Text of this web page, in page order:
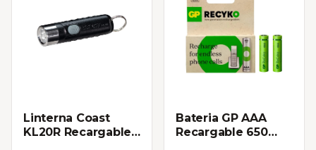
Linterna Coast
KL20R Recargable
Bateria GP AAA
Recargable 650